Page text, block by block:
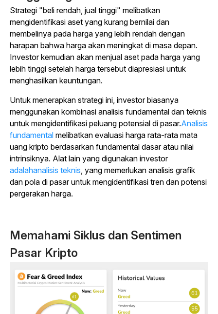
Strategi "beli rendah, jual tinggi" melibatkan
mengidentifikasi aset yang kurang bernilai dan
membelinya pada harga yang lebih rendah dengan
harapan bahwa harga akan meningkat di masa depan.
Investor kemudian akan menjual aset pada harga yang
lebih tinggi setelah harga tersebut diapresiasi untuk
menghasilkan keuntungan.
Untuk menerapkan strategi ini, investor biasanya
menggunakan kombinasi analisis fundamental dan teknis
untuk mengidentifikasi peluang potensial di pasar.Analisis
fundamental melibatkan evaluasi harga rata-rata mata
uang kripto berdasarkan fundamental dasar atau nilai
intrinsiknya. Alat lain yang digunakan investor
adalahanalisis teknis, yang memerlukan analisis grafik
dan pola di pasar untuk mengidentifikasi tren dan potensi
pergerakan harga.
Memahami Siklus dan Sentimen
Pasar Kripto